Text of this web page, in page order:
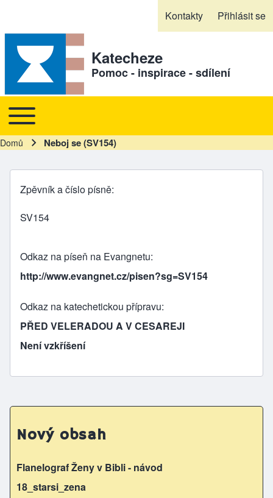
Kontakty Přihlásit se
Katecheze
Pomoc - inspirace - sdílení
Hlavní navigace
Toggle main menu
Drobečková navigace
Domů Neboj se (SV154)
Zpěvník a číslo písně
SV154
Odkaz na píseň na Evangnetu
http://www.evangnet.cz/pisen?sg=SV154
Odkaz na katechetickou přípravu
PŘED VELERADOU A V CESAREJI
Není vzkříšení
Nový obsah
Flanelograf Ženy v Bibli - návod
18_starsi_zena